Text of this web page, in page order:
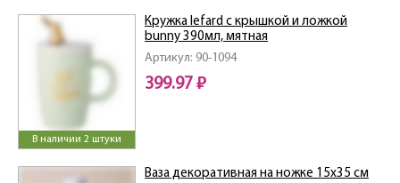
В наличии 2 штуки
Артикул: 90-1094
Кружка lefard с крышкой и ложкой
bunny 390мл, мятная
399.97 ₽
Ваза декоративная на ножке 15х35 см